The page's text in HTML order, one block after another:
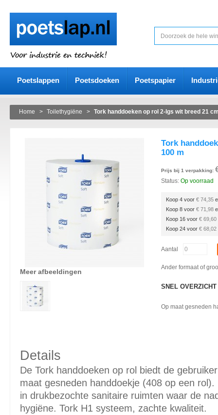
Poetslappen Poetsdoeken Poetspapier
Home > Toilethygiëne > Tork handdoeken op rol 2-lgs wit breed 21
Tork
100 m
Prijs bij 1 verpakking:
Status: Op voorraad
Koop 4 voor € 74,35
Koop 8 voor € 71,98
Koop 16 voor € 69,60
Koop 24 voor € 68,02
Aantal
Ander formaat of
SNEL OVERZICHT
Op maat gesneden
Meer afbeeldingen
Details
De Tork handdoeken op rol biedt de
maat gesneden handdoekje (408 op een
in drukbezochte sanitaire ruimten waar de
hygiëne. Tork H1 systeem, zachte kwaliteit.